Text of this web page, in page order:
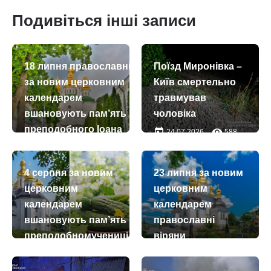
Подивіться інші записи
18 липня православні
за новим церковним
календарем
вшановують пам’ять
преподобного Іоана
today 18.07.2026 remove_red_eye54
Поїзд Миронівка –
Київ смертельно
травмував
чоловіка
today24.07.2026 remove_red_eye588
4 серпня за новим
церковним
календарем
вшановують пам’ять
преподобномучениці
23 липня за новим
церковним
календарем
православні
віряни
пам’яті